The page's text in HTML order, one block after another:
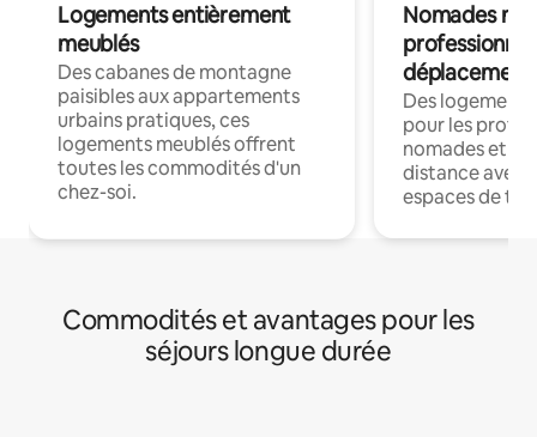
Logements entièrement
meublés
Des cabanes de montagne
paisibles aux appartements
urbains pratiques, ces
logements meublés offrent
toutes les commodités d'un
chez-soi.
Nomades
déplacement
Des
pour les
nomades et
distance avec
espaces de
Commodités et avantages pour les
séjours longue durée